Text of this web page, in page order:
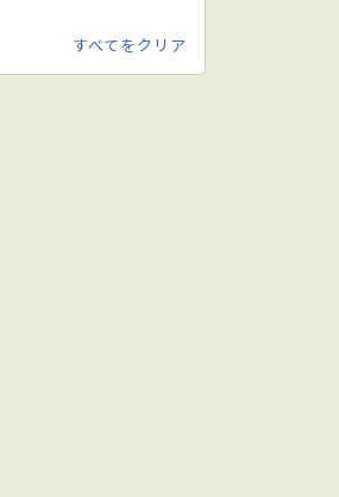
すべてをクリア